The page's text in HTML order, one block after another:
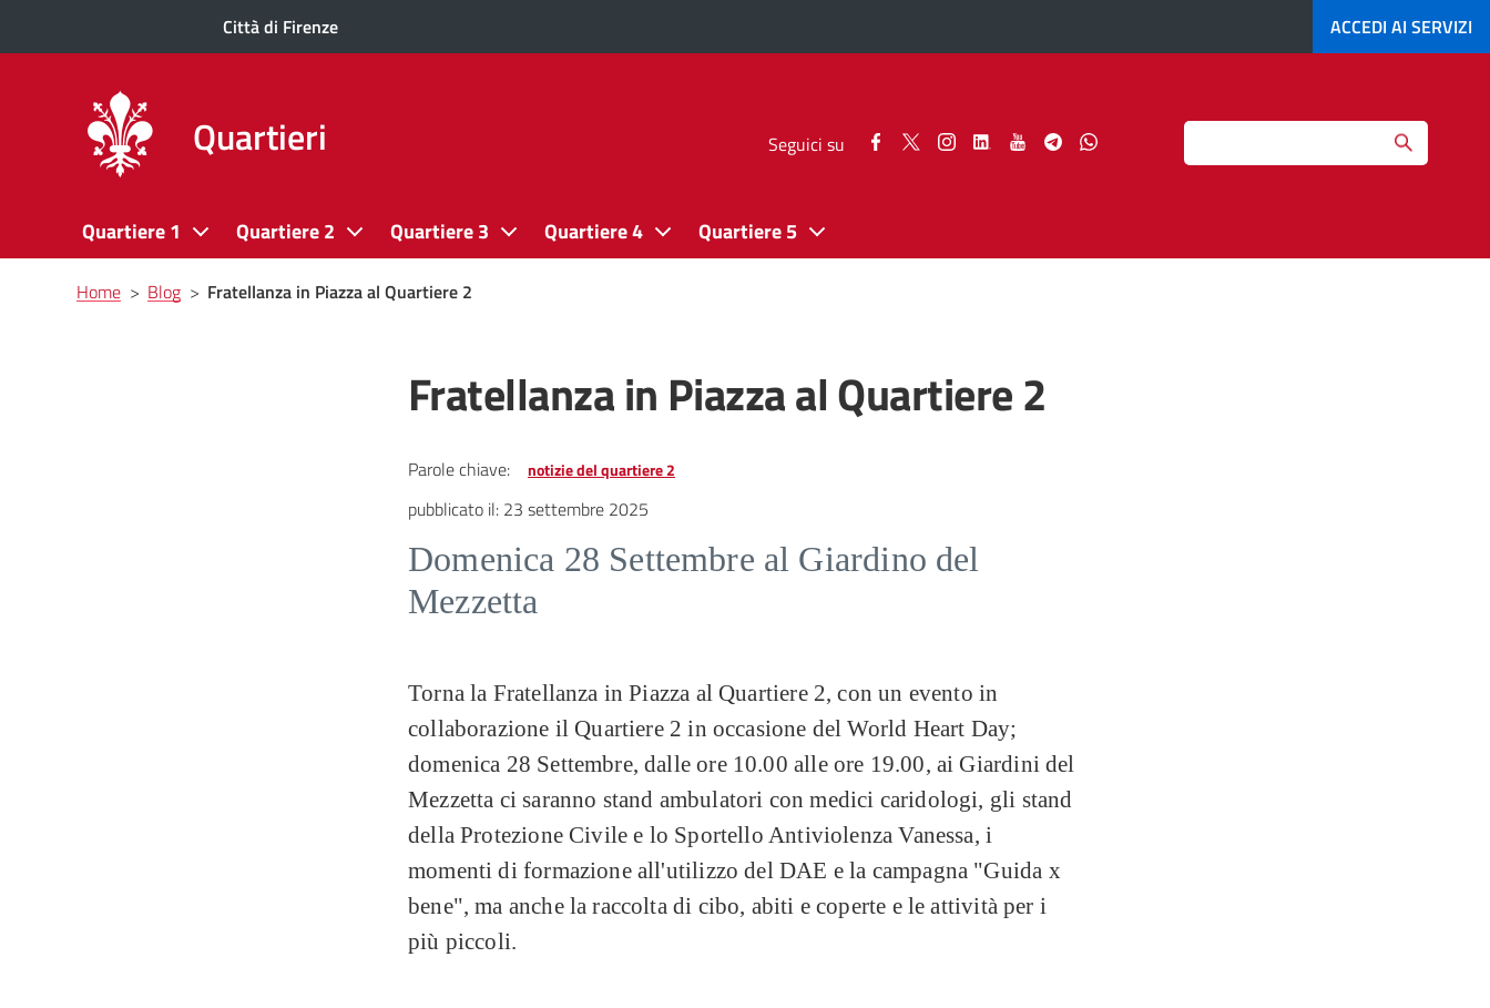
Città di Firenze ACCEDI AI SERVIZI
Quartieri Seguici su
Seguici SeguiciSeguici Seguici SeguiciSeguiciSeguici
Search
Quartiere 1 Quartiere 2 Quartiere 3 Quartiere 4 Quartiere 5
Briciole
di
Home> Blog> Fratellanza in Piazza al Quartiere 2
Fratellanza in Piazza al Quartiere 2
Parole chiave: notizie del quartiere 2
pubblicato il: 23 settembre 2025
Domenica 28 Settembre al Giardino del
Mezzetta
Torna la Fratellanza in Piazza al Quartiere 2, con un evento in
collaborazione il Quartiere 2 in occasione del World Heart Day;
domenica 28 Settembre, dalle ore 10.00 alle ore 19.00, ai Giardini del
Mezzetta ci saranno stand ambulatori con medici caridologi, gli stand
della Protezione Civile e lo Sportello Antiviolenza Vanessa, i
momenti di formazione all'utilizzo del DAE e la campagna "Guida x
bene", ma anche la raccolta di cibo, abiti e coperte e le attività per i
più piccoli.